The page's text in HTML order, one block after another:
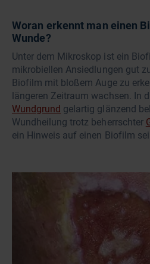
Woran erkennt man einen
Wunde?
Unter dem Mikroskop ist ein
mikrobiellen Ansiedlungen gut
Biofilm mit bloßem Auge zu
längeren Zeitraum wachsen. In
Wundgrund gelartig glänzend
Wundheilung trotz beherrschter
ein Hinweis auf einen Biofilm